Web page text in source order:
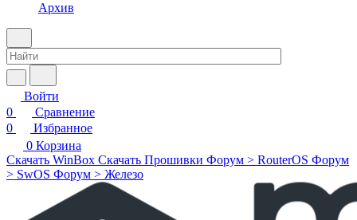
Архив
Войти
0
Сравнение
0
Избранное
0 Корзина
Скачать WinBox Скачать Прошивки Форум > RouterOS Форум
> SwOS Форум > Железо